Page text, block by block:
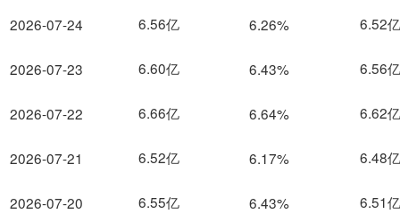
2026-07-24
2026-07-23
2026-07-22
2026-07-21
2026-07-20
6.56亿 6.26% 6.52亿
6.60亿 6.43% 6.56亿
6.66亿 6.64% 6.62亿
6.52亿 6.17% 6.48亿
6.55亿 6.43% 6.51亿